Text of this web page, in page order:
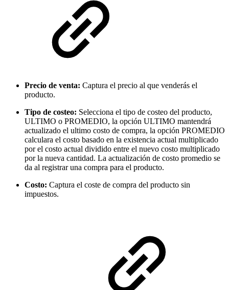
Precio de venta: Captura el precio al que venderás el
producto.
Tipo de costeo: Selecciona el tipo de costeo del producto,
ULTIMO o PROMEDIO, la opción ULTIMO mantendrá
actualizado el ultimo costo de compra, la opción PROMEDIO
calculara el costo basado en la existencia actual multiplicado
por el costo actual dividido entre el nuevo costo multiplicado
por la nueva cantidad. La actualización de costo promedio se
da al registrar una compra para el producto.
Costo: Captura el coste de compra del producto sin
impuestos.